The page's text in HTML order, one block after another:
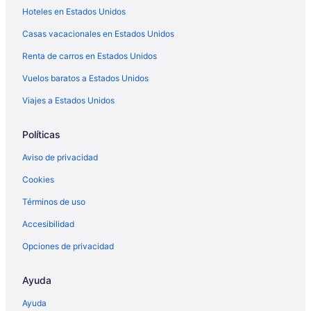
Beach Gear, AC and Parking
600 E Oceanfront 3G | Modern Penthouse Condo
Patio | Wildly Walkable - No Car Needed!
Hoteles en Estados Unidos
Casas vacacionales en Estados Unidos
Renta de carros en Estados Unidos
Vuelos baratos a Estados Unidos
Viajes a Estados Unidos
Políticas
Aviso de privacidad
Cookies
Términos de uso
Accesibilidad
Opciones de privacidad
Ayuda
Ayuda